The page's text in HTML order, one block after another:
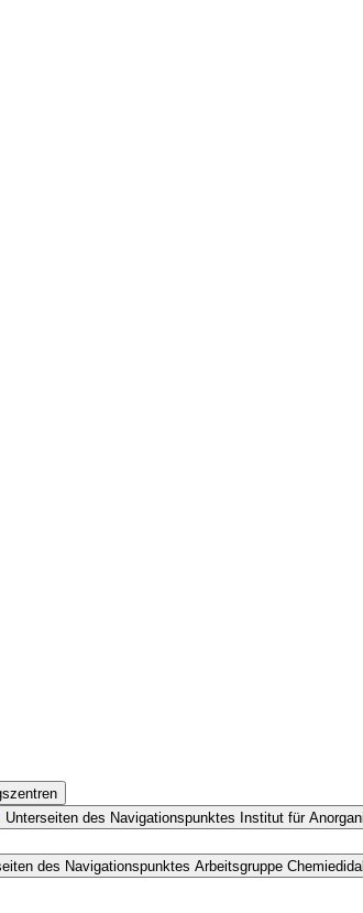
Unterseiten des Navigationspunktes Institut für
des Navigationspunktes Arbeitsgruppe